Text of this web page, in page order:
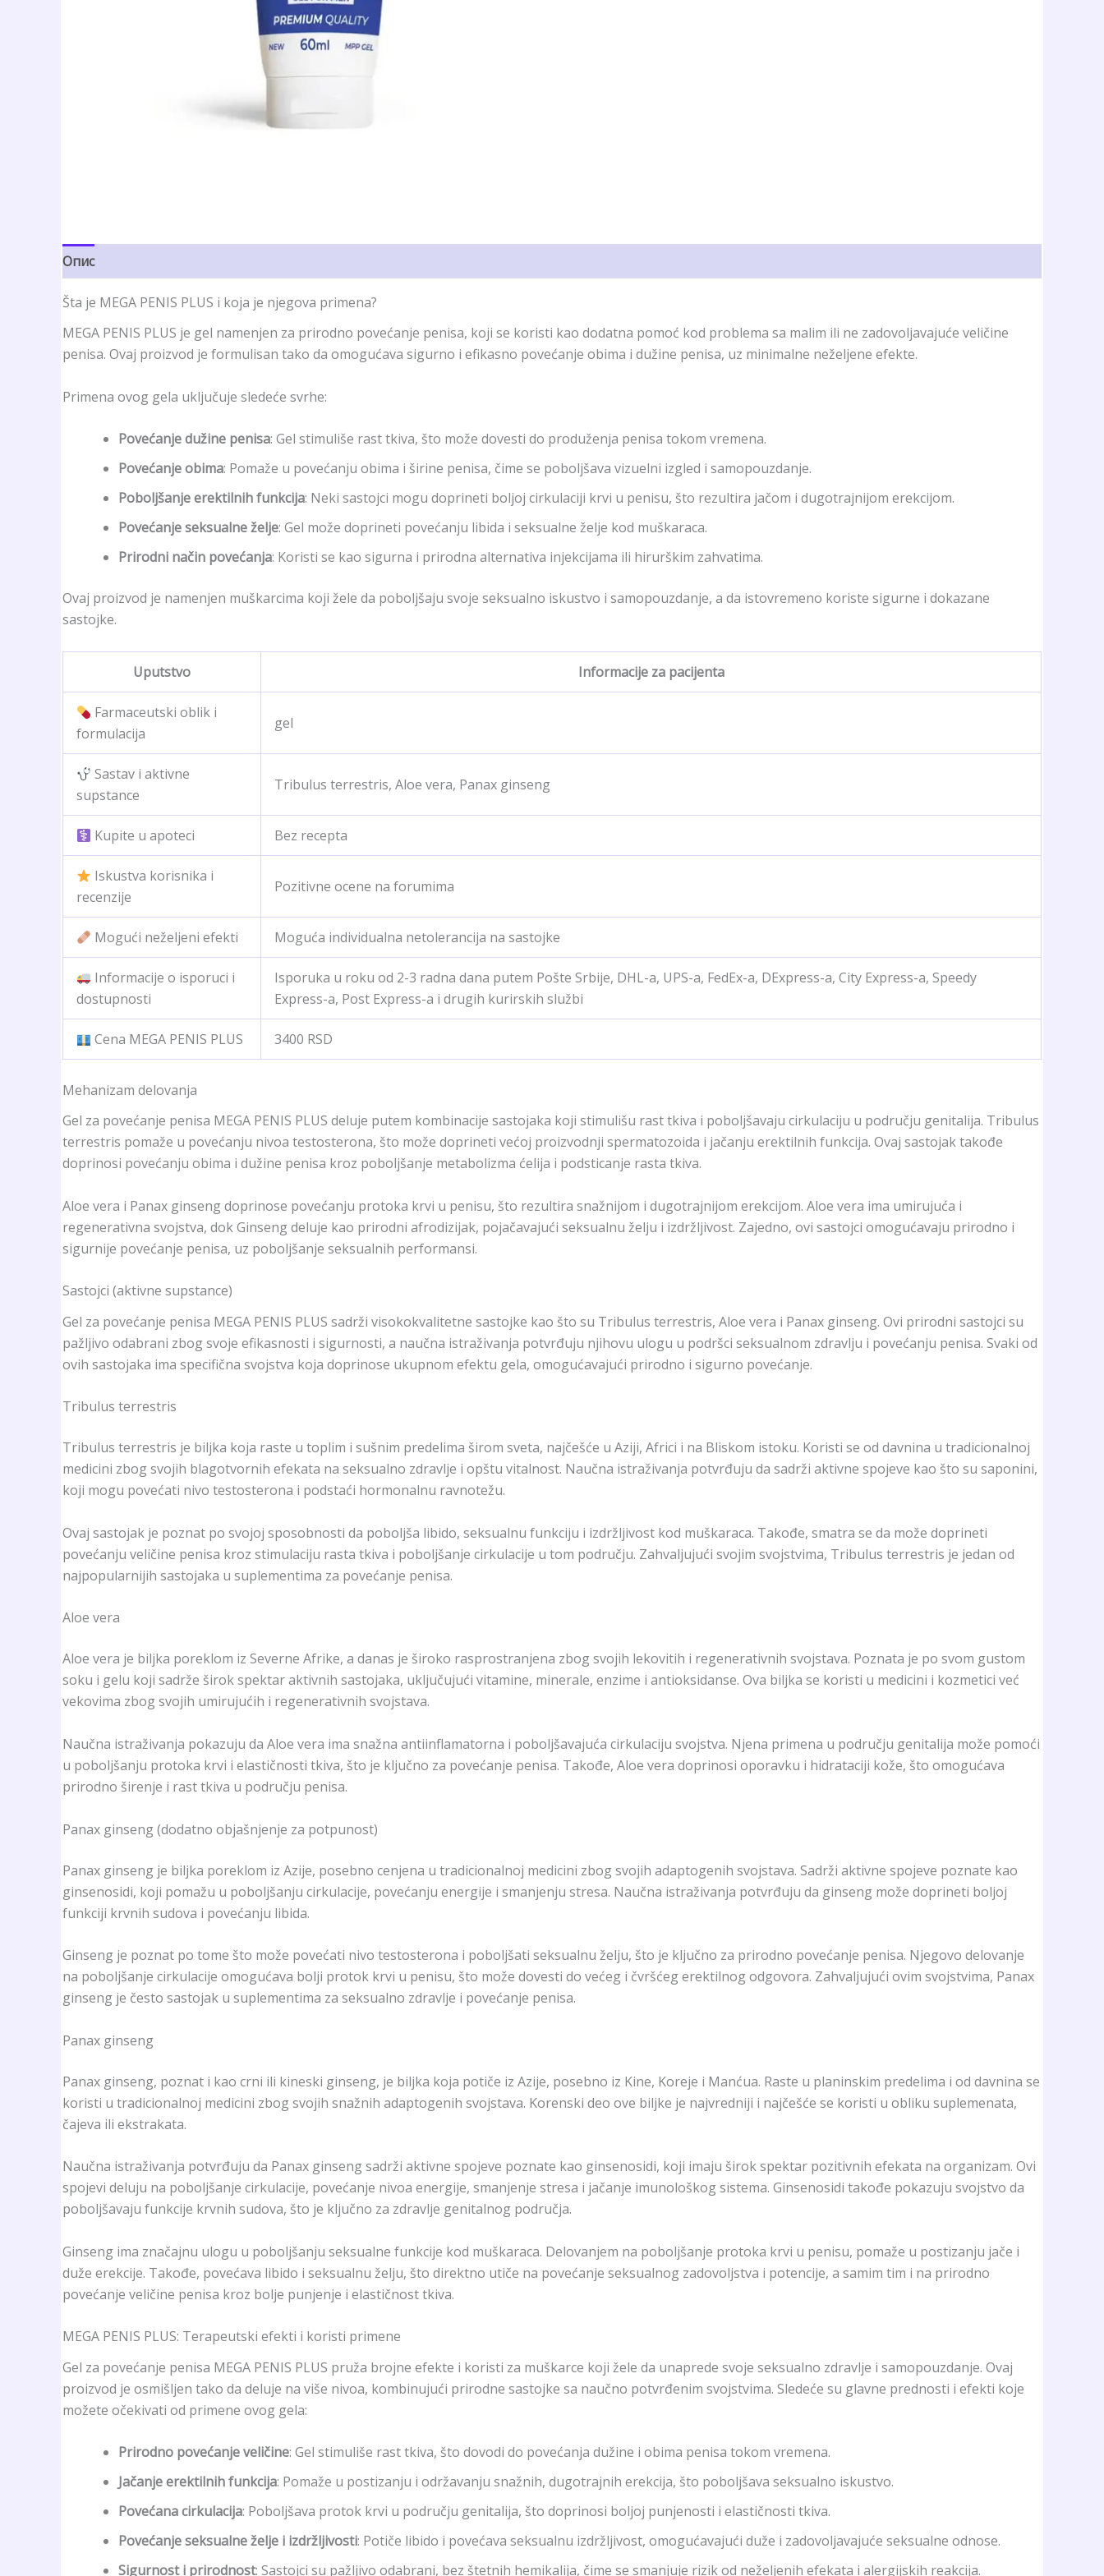
Опис
Šta je MEGA PENIS PLUS i koja je njegova primena?
MEGA PENIS PLUS je gel namenjen za prirodno povećanje penisa, koji se koristi kao dodatna pomoć kod problema sa malim ili ne zadovoljavajuće veličine
penisa. Ovaj proizvod je formulisan tako da omogućava sigurno i efikasno povećanje obima i dužine penisa, uz minimalne neželjene efekte.
Primena ovog gela uključuje sledeće svrhe:
Povećanje dužine penisa: Gel stimuliše rast tkiva, što može dovesti do produženja penisa tokom vremena.
Povećanje obima: Pomaže u povećanju obima i širine penisa, čime se poboljšava vizuelni izgled i samopouzdanje.
Poboljšanje erektilnih funkcija: Neki sastojci mogu doprineti boljoj cirkulaciji krvi u penisu, što rezultira jačom i dugotrajnijom erekcijom.
Povećanje seksualne želje: Gel može doprineti povećanju libida i seksualne želje kod muškaraca.
Prirodni način povećanja: Koristi se kao sigurna i prirodna alternativa injekcijama ili hirurškim zahvatima.
Ovaj proizvod je namenjen muškarcima koji žele da poboljšaju svoje seksualno iskustvo i samopouzdanje, a da istovremeno koriste sigurne i dokazane
sastojke.
Uputstvo Informacije za pacijenta
Farmaceutski oblik i
formulacija
gel
Sastav i aktivne
supstance
Tribulus terrestris, Aloe vera, Panax ginseng
Kupite u apoteci Bez recepta
Iskustva korisnika i
recenzije
Pozitivne ocene na forumima
Mogući neželjeni efekti Moguća individualna netolerancija na sastojke
Informacije o isporuci i
dostupnosti
Isporuka u roku od 2-3 radna dana putem Pošte Srbije, DHL-a, UPS-a, FedEx-a, DExpress-a, City Express-a, Speedy
Express-a, Post Express-a i drugih kurirskih službi
Cena MEGA PENIS PLUS 3400 RSD
Mehanizam delovanja
Gel za povećanje penisa MEGA PENIS PLUS deluje putem kombinacije sastojaka koji stimulišu rast tkiva i poboljšavaju cirkulaciju u području genitalija. Tribulus
terrestris pomaže u povećanju nivoa testosterona, što može doprineti većoj proizvodnji spermatozoida i jačanju erektilnih funkcija. Ovaj sastojak takođe
doprinosi povećanju obima i dužine penisa kroz poboljšanje metabolizma ćelija i podsticanje rasta tkiva.
Aloe vera i Panax ginseng doprinose povećanju protoka krvi u penisu, što rezultira snažnijom i dugotrajnijom erekcijom. Aloe vera ima umirujuća i
regenerativna svojstva, dok Ginseng deluje kao prirodni afrodizijak, pojačavajući seksualnu želju i izdržljivost. Zajedno, ovi sastojci omogućavaju prirodno i
sigurnije povećanje penisa, uz poboljšanje seksualnih performansi.
Sastojci (aktivne supstance)
Gel za povećanje penisa MEGA PENIS PLUS sadrži visokokvalitetne sastojke kao što su Tribulus terrestris, Aloe vera i Panax ginseng. Ovi prirodni sastojci su
pažljivo odabrani zbog svoje efikasnosti i sigurnosti, a naučna istraživanja potvrđuju njihovu ulogu u podršci seksualnom zdravlju i povećanju penisa. Svaki od
ovih sastojaka ima specifična svojstva koja doprinose ukupnom efektu gela, omogućavajući prirodno i sigurno povećanje.
Tribulus terrestris
Tribulus terrestris je biljka koja raste u toplim i sušnim predelima širom sveta, najčešće u Aziji, Africi i na Bliskom istoku. Koristi se od davnina u tradicionalnoj
medicini zbog svojih blagotvornih efekata na seksualno zdravlje i opštu vitalnost. Naučna istraživanja potvrđuju da sadrži aktivne spojeve kao što su saponini,
koji mogu povećati nivo testosterona i podstaći hormonalnu ravnotežu.
Ovaj sastojak je poznat po svojoj sposobnosti da poboljša libido, seksualnu funkciju i izdržljivost kod muškaraca. Takođe, smatra se da može doprineti
povećanju veličine penisa kroz stimulaciju rasta tkiva i poboljšanje cirkulacije u tom području. Zahvaljujući svojim svojstvima, Tribulus terrestris je jedan od
najpopularnijih sastojaka u suplementima za povećanje penisa.
Aloe vera
Aloe vera je biljka poreklom iz Severne Afrike, a danas je široko rasprostranjena zbog svojih lekovitih i regenerativnih svojstava. Poznata je po svom gustom
soku i gelu koji sadrže širok spektar aktivnih sastojaka, uključujući vitamine, minerale, enzime i antioksidanse. Ova biljka se koristi u medicini i kozmetici već
vekovima zbog svojih umirujućih i regenerativnih svojstava.
Naučna istraživanja pokazuju da Aloe vera ima snažna antiinflamatorna i poboljšavajuća cirkulaciju svojstva. Njena primena u području genitalija može pomoći
u poboljšanju protoka krvi i elastičnosti tkiva, što je ključno za povećanje penisa. Takođe, Aloe vera doprinosi oporavku i hidrataciji kože, što omogućava
prirodno širenje i rast tkiva u području penisa.
Panax ginseng (dodatno objašnjenje za potpunost)
Panax ginseng je biljka poreklom iz Azije, posebno cenjena u tradicionalnoj medicini zbog svojih adaptogenih svojstava. Sadrži aktivne spojeve poznate kao
ginsenosidi, koji pomažu u poboljšanju cirkulacije, povećanju energije i smanjenju stresa. Naučna istraživanja potvrđuju da ginseng može doprineti boljoj
funkciji krvnih sudova i povećanju libida.
Ginseng je poznat po tome što može povećati nivo testosterona i poboljšati seksualnu želju, što je ključno za prirodno povećanje penisa. Njegovo delovanje
na poboljšanje cirkulacije omogućava bolji protok krvi u penisu, što može dovesti do većeg i čvršćeg erektilnog odgovora. Zahvaljujući ovim svojstvima, Panax
ginseng je često sastojak u suplementima za seksualno zdravlje i povećanje penisa.
Panax ginseng
Panax ginseng, poznat i kao crni ili kineski ginseng, je biljka koja potiče iz Azije, posebno iz Kine, Koreje i Manćua. Raste u planinskim predelima i od davnina se
koristi u tradicionalnoj medicini zbog svojih snažnih adaptogenih svojstava. Korenski deo ove biljke je najvredniji i najčešće se koristi u obliku suplemenata,
čajeva ili ekstrakata.
Naučna istraživanja potvrđuju da Panax ginseng sadrži aktivne spojeve poznate kao ginsenosidi, koji imaju širok spektar pozitivnih efekata na organizam. Ovi
spojevi deluju na poboljšanje cirkulacije, povećanje nivoa energije, smanjenje stresa i jačanje imunološkog sistema. Ginsenosidi takođe pokazuju svojstvo da
poboljšavaju funkcije krvnih sudova, što je ključno za zdravlje genitalnog područja.
Ginseng ima značajnu ulogu u poboljšanju seksualne funkcije kod muškaraca. Delovanjem na poboljšanje protoka krvi u penisu, pomaže u postizanju jače i
duže erekcije. Takođe, povećava libido i seksualnu želju, što direktno utiče na povećanje seksualnog zadovoljstva i potencije, a samim tim i na prirodno
povećanje veličine penisa kroz bolje punjenje i elastičnost tkiva.
MEGA PENIS PLUS: Terapeutski efekti i koristi primene
Gel za povećanje penisa MEGA PENIS PLUS pruža brojne efekte i koristi za muškarce koji žele da unaprede svoje seksualno zdravlje i samopouzdanje. Ovaj
proizvod je osmišljen tako da deluje na više nivoa, kombinujući prirodne sastojke sa naučno potvrđenim svojstvima. Sledeće su glavne prednosti i efekti koje
možete očekivati od primene ovog gela:
Prirodno povećanje veličine: Gel stimuliše rast tkiva, što dovodi do povećanja dužine i obima penisa tokom vremena.
Jačanje erektilnih funkcija: Pomaže u postizanju i održavanju snažnih, dugotrajnih erekcija, što poboljšava seksualno iskustvo.
Povećana cirkulacija: Poboljšava protok krvi u području genitalija, što doprinosi boljoj punjenosti i elastičnosti tkiva.
Povećanje seksualne želje i izdržljivosti: Potiče libido i povećava seksualnu izdržljivost, omogućavajući duže i zadovoljavajuće seksualne odnose.
Sigurnost i prirodnost: Sastojci su pažljivo odabrani, bez štetnih hemikalija, čime se smanjuje rizik od neželjenih efekata i alergijskih reakcija.